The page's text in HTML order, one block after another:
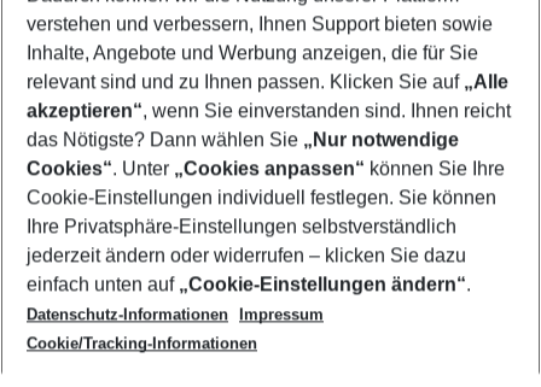
Footer
Footer navigation
Über uns
AGB
Cookie-Einstellungen ändern
Cookie-Richtlinie
Datenschutz
Service & Hilfe
Barrierefreies Reisen
Check-in
Folgen Sie uns
verstehen und verbessern, Ihnen Support bieten sowie
Inhalte, Angebote und Werbung anzeigen, die für Sie
relevant sind und zu Ihnen passen. Klicken Sie auf „Alle
akzeptieren“, wenn Sie einverstanden sind. Ihnen reicht
das Nötigste? Dann wählen Sie „Nur notwendige
Cookies“. Unter „Cookies anpassen“ können Sie Ihre
Cookie-Einstellungen individuell festlegen. Sie können
Ihre Privatsphäre-Einstellungen selbstverständlich
jederzeit ändern oder widerrufen – klicken Sie dazu
einfach unten auf „Cookie-Einstellungen ändern“.
Datenschutz-Informationen
Impressum
Cookie/Tracking-Informationen